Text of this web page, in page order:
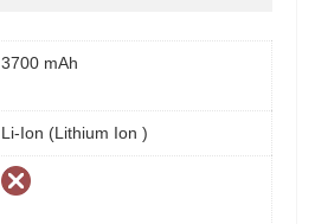
3700 mAh
Li-Ion (Lithium Ion )